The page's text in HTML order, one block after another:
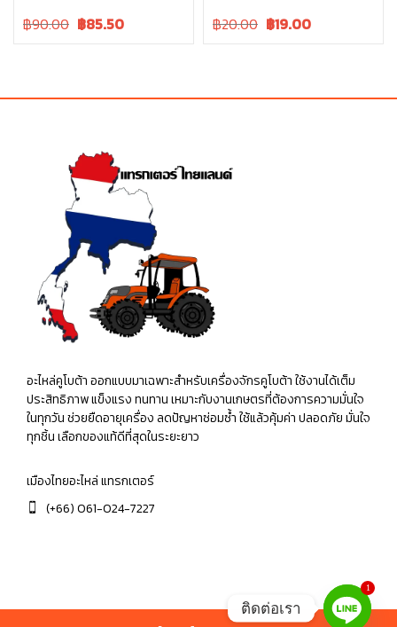
Original
฿90.00 Current
฿85.50
Original
฿20.00 Current
฿19.00
อะไหล่คูโบต้า ออกแบบมาเฉพาะสำหรับเครื่องจักรคูโบต้า ใช้งานได้เต็ม
ประสิทธิภาพ แข็งแรง ทนทาน เหมาะกับงานเกษตรที่ต้องการความมั่นใจ
ในทุกวัน ช่วยยืดอายุเครื่อง ลดปัญหาซ่อมซ้ำ ใช้แล้วคุ้มค่า ปลอดภัย มั่นใจ
ทุกชิ้น เลือกของแท้ดีที่สุดในระยะยาว
เมืองไทยอะไหล่ แทรกเตอร์
(+66) 061-024-7227
1
ติดต่อเรา